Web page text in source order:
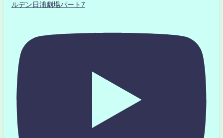
ルデン日浦劇場パート7